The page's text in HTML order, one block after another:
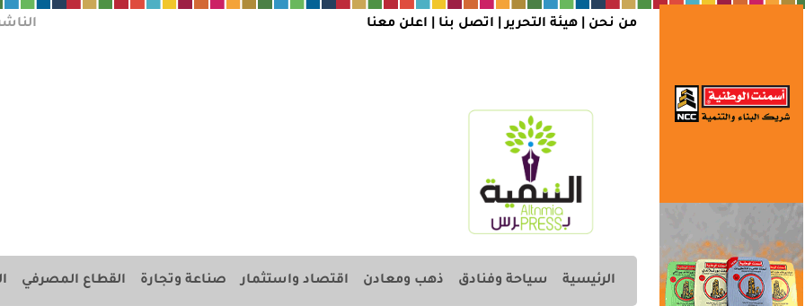
من نحن | هيئة التحرير اتصل بنا اعلن معنا
الرئيسية سياحة وفنادق ذهب ومعادن اقتصاد واستثمار صناعة وتجارة القطاع المصرفي